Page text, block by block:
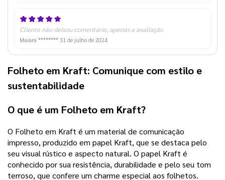
Cliente não deixou comentário, apenas a avaliação
Maiara ******** 31 de julho de 2024
Folheto em Kraft: Comunique com estilo e
sustentabilidade
O que é um Folheto em Kraft?
O Folheto em Kraft é um material de comunicação
impresso, produzido em papel Kraft, que se destaca pelo
seu visual rústico e aspecto natural. O papel Kraft é
conhecido por sua resistência, durabilidade e pelo seu tom
terroso, que confere um charme especial aos folhetos.